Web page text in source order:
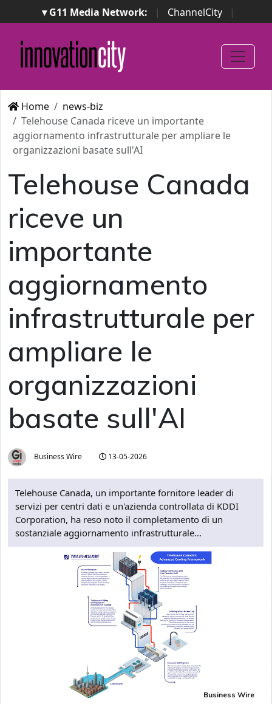
▾ G11 Media Network: | ChannelCity
|
ImpresaCity | SecurityOpenLab | Italian Channel
Awards
Italian Project Awards
Italian Security
Awards
Home
news-biz
Telehouse Canada riceve un importante
aggiornamento infrastrutturale per ampliare le
organizzazioni basate sull'AI
Telehouse Canada
riceve un
importante
aggiornamento
infrastrutturale per
ampliare le
organizzazioni
basate sull'AI
Business Wire 13-05-2026
Telehouse Canada, un importante fornitore leader di
servizi per centri dati e un'azienda controllata di KDDI
Corporation, ha reso noto il completamento di un
sostanziale aggiornamento infrastrutturale...
Business Wire